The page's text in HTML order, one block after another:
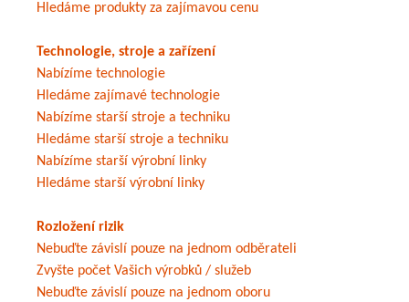
Hledáme produkty za zajímavou cenu
Technologie, stroje a zařízení
Nabízíme technologie
Hledáme zajímavé technologie
Nabízíme starší stroje a techniku
Hledáme starší stroje a techniku
Nabízíme starší výrobní linky
Hledáme starší výrobní linky
Rozložení rizik
Nebuďte závislí pouze na jednom odběrateli
Zvyšte počet Vašich výrobků / služeb
Nebuďte závislí pouze na jednom oboru